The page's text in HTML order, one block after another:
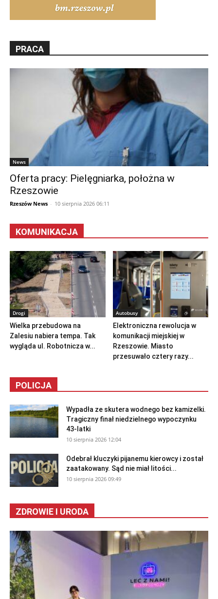
PRACA
News
Oferta pracy: Pielęgniarka, położna w
Rzeszowie
Rzeszów News - 10 sierpnia 2026 06:11
KOMUNIKACJA
Drogi
Wielka przebudowa na
Zalesiu nabiera tempa. Tak
wygląda ul. Robotnicza w...
Autobusy
Elektroniczna rewolucja w
komunikacji miejskiej w
Rzeszowie. Miasto
przesuwało cztery razy...
POLICJA
Wypadła ze skutera wodnego bez kamizelki.
Tragiczny finał niedzielnego wypoczynku
43-latki
10 sierpnia 2026 12:04
Odebrał kluczyki pijanemu kierowcy i został
zaatakowany. Sąd nie miał litości...
10 sierpnia 2026 09:49
ZDROWIE I URODA